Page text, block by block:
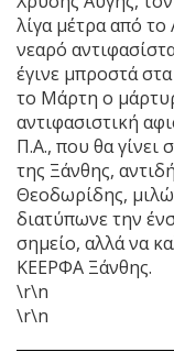
λίγα μέτρα από
νεαρό
έγινε μπροστά
το Μάρτη ο
αντιφασιστική
Π.Α., που θα γίνει
της Ξάνθης,
Θεοδωρίδης,
διατύπωνε την
σημείο, αλλά να
ΚΕΕΡΦΑ Ξάνθης.
\r\n
\r\n